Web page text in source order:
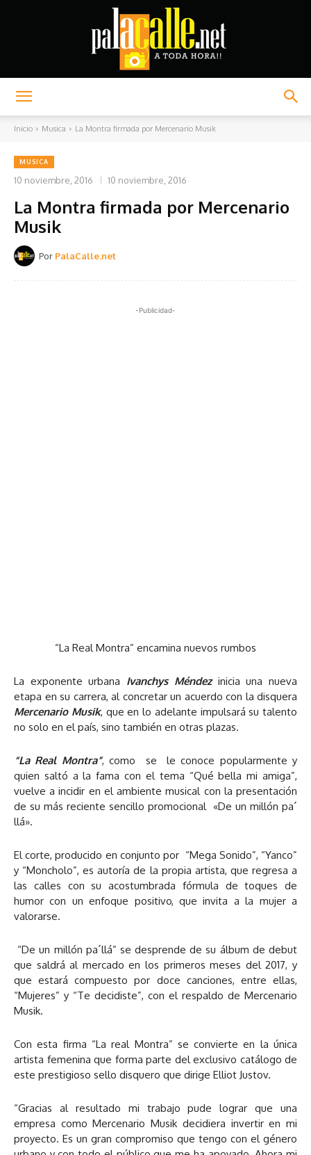
Inicio Musica La Montra firmada por Mercenario Musik
MUSICA
10 noviembre, 2016 10 noviembre, 2016
La Montra firmada por Mercenario
Musik
Por PalaCalle.net
-Publicidad-
“La Real Montra” encamina nuevos rumbos
La exponente urbana Ivanchys Méndezinicia una nueva
etapa en su carrera, al concretar un acuerdo con la disquera
Mercenario Musik, que en lo adelante impulsará su talento
no solo en el país, sino también en otras plazas.
“La Real Montra”, como se le conoce popularmente y
quien saltó a la fama con el tema “Qué bella mi amiga”,
vuelve a incidir en el ambiente musical con la presentación
de su más reciente sencillo promocional «De un millón pa´
llá».
El corte, producido en conjunto por “Mega Sonido”, “Yanco”
y “Moncholo”, es autoría de la propia artista, que regresa a
las calles con su acostumbrada fórmula de toques de
humor con un enfoque positivo, que invita a la mujer a
valorarse.
“De un millón pa´llá” se desprende de su álbum de debut
que saldrá al mercado en los primeros meses del 2017, y
que estará compuesto por doce canciones, entre ellas,
“Mujeres” y “Te decidiste”, con el respaldo de Mercenario
Musik.
Con esta firma “La real Montra” se convierte en la única
artista femenina que forma parte del exclusivo catálogo de
este prestigioso sello disquero que dirige Elliot Justov.
“Gracias al resultado mi trabajo pude lograr que una
empresa como Mercenario Musik decidiera invertir en mi
proyecto. Es un gran compromiso que tengo con el género